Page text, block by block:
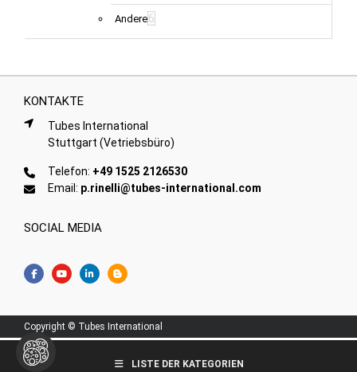
Andere6
KONTAKTE
Tubes International
Stuttgart (Vetriebsbüro)
Telefon: +49 1525 2126530
Email: p.rinelli@tubes-international.com
SOCIAL MEDIA
Copyright © Tubes International
LISTE DER KATEGORIEN